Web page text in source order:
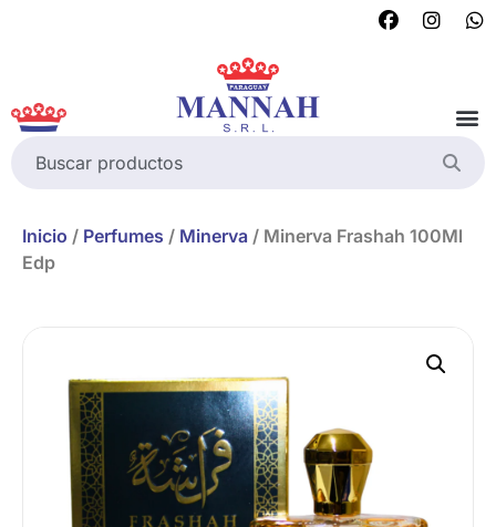
Inicio / Perfumes / Minerva / Minerva Frashah 100Ml
Edp